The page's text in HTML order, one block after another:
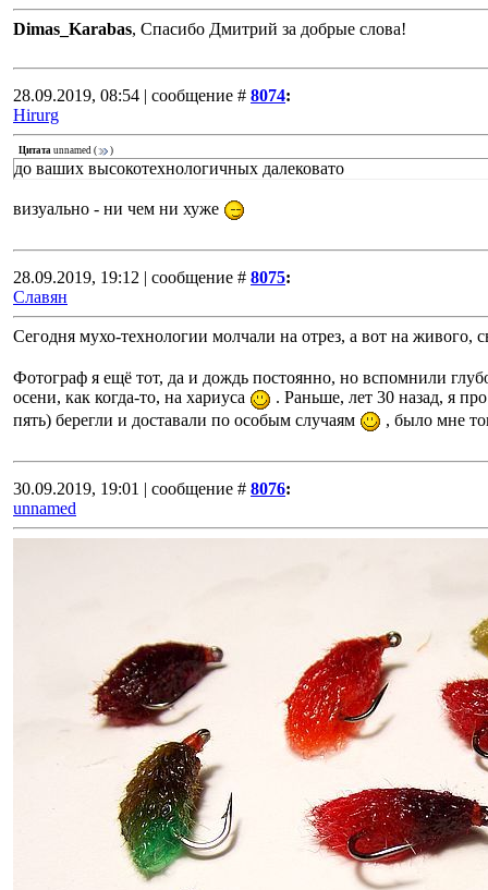
Dimas_Karabas, Спасибо Дмитрий за добрые слова!
28.09.2019, 08:54 | сообщение # 8074:
Hirurg
Цитата unnamed ( )
до ваших высокотехнологичных далековато
визуально - ни чем ни хуже
28.09.2019, 19:12 | сообщение # 8075:
Славян
Сегодня мухо-технологии молчали на отрез, а вот на живого,
Фотограф я ещё тот, да и дождь постоянно, но вспомнили
осени, как когда-то, на хариуса
. Раньше, лет 30 назад, я
пять) берегли и доставали по особым случаям
, было мне
30.09.2019, 19:01 | сообщение # 8076:
unnamed